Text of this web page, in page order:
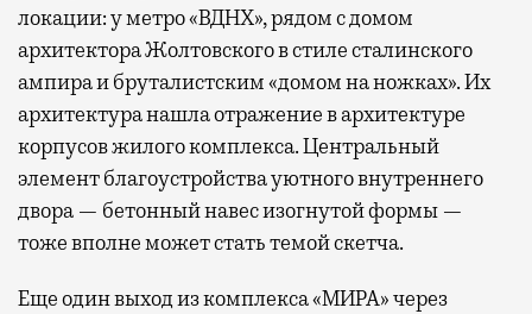
локации: у метро «ВДНХ», рядом с домом
архитектора Жолтовского в стиле сталинского
ампира и бруталистским «домом на ножках». Их
архитектура нашла отражение в архитектуре
корпусов жилого комплекса. Центральный
элемент благоустройства уютного внутреннего
двора — бетонный навес изогнутой формы —
тоже вполне может стать темой скетча.
Еще один выход из комплекса «МИРА» через